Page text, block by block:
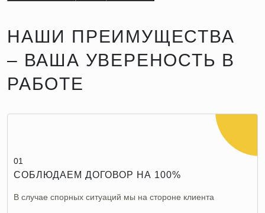
НАШИ ПРЕИМУЩЕСТВА
– ВАША УВЕРЕНОСТЬ В
РАБОТЕ
01
СОБЛЮДАЕМ ДОГОВОР НА 100%
В случае спорных ситуаций мы на стороне клиента